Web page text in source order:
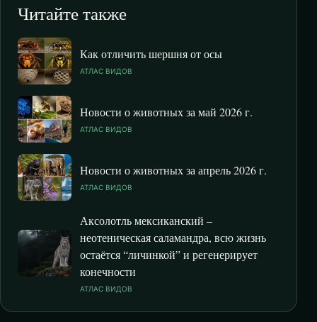
Читайте также
Как отличить шершня от осы
АТЛАС ВИДОВ
Новости о животных за май 2026 г.
АТЛАС ВИДОВ
Новости о животных за апрель 2026 г.
АТЛАС ВИДОВ
Аксолотль мексиканский –
неотеническая саламандра, всю жизнь
остаётся “личинкой” и регенерирует
конечности
АТЛАС ВИДОВ